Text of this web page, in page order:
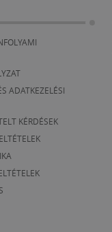
ADATKEZELÉSI
KÉRDÉSEK